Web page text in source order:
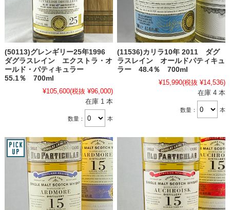
(50113)グレンギリー25年1996
ダグラスレイン エクストラ・オ
ールド・パティキュラー
55.1％ 700ml
¥105,600(税抜 ¥96,000)
在庫 1 本
数量： 本
(11536)カリラ10年 2011 ダグ
ラスレイン オールドパティキュ
ラー 48.4％ 700ml
¥15,990(税抜 ¥14,536)
在庫 4 本
数量： 本